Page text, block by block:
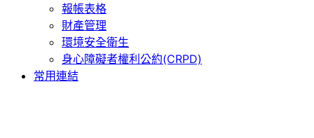
報帳表格
財產管理
環境安全衛生
身心障礙者權利公約(CRPD)
常用連結